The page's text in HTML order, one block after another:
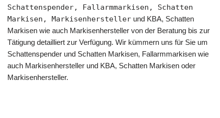
Schattenspender, Fallarmmarkisen, Schatten
Markisen, Markisenhersteller und KBA, Schatten
Markisen wie auch Markisenhersteller von der Beratung bis zur
Tätigung detailliert zur Verfügung. Wir kümmern uns für Sie um
Schattenspender und Schatten Markisen, Fallarmmarkisen wie
auch Markisenhersteller und KBA, Schatten Markisen oder
Markisenhersteller.